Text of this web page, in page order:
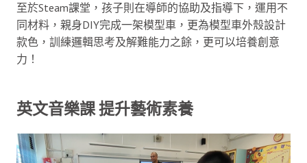
至於Steam課堂，孩子則在導師的協助及指導下，運用不
同材料，親身DIY完成一架模型車，更為模型車外殼設計
款色，訓練邏輯思考及解難能力之餘，更可以培養創意
力！
英文音樂課 提升藝術素養